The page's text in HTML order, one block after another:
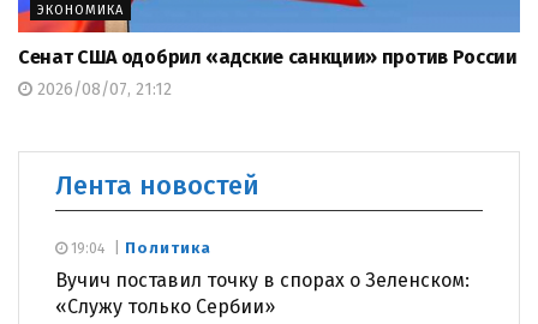
ЭКОНОМИКА
Сенат США одобрил «адские санкции» против России
2026/08/07, 21:12
Лента новостей
Политика
Вучич поставил точку в спорах о Зеленском:
«Служу только Сербии»
19:04